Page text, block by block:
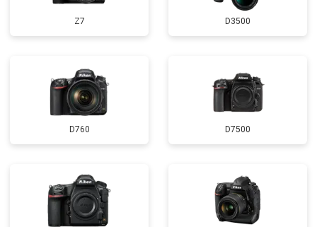
Z7 D3500
D760 D7500